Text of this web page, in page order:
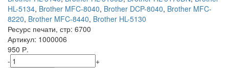
HL-5134, Brother MFC-8040, Brother DCP-8040, Brother MFC-
8220, Brother MFC-8440, Brother HL-5130
Ресурс печати, стр: 6700
Артикул: 1000006
950 Р.
-
+